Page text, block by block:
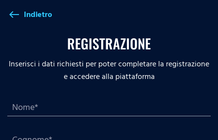
west Indietro
REGISTRAZIONE
Inserisci i dati richiesti per poter completare la registrazione
e accedere alla piattaforma